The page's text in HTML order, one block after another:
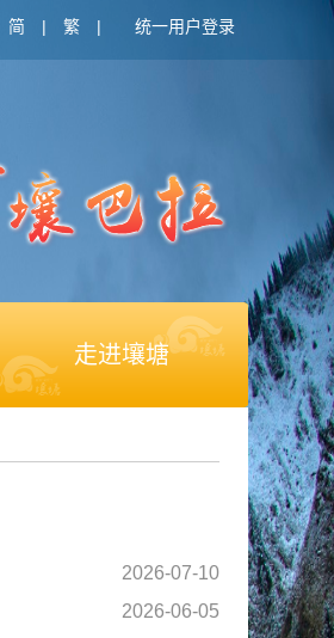
简 | 繁 | 统一用户登录
走进壤塘
2026-07-10
2026-06-05